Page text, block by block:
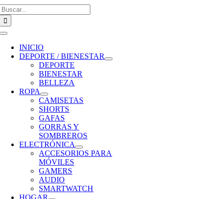
Toggle
Navigation
INICIO
DEPORTE / BIENESTAR
DEPORTE
BIENESTAR
BELLEZA
ROPA
CAMISETAS
SHORTS
GAFAS
GORRAS Y
SOMBREROS
ELECTRÓNICA
ACCESORIOS PARA
MÓVILES
GAMERS
AUDIO
SMARTWATCH
HOGAR